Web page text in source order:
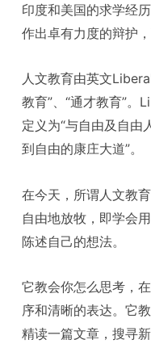
印度和美国的求学经
作出卓有力度的辩护
人文教育由英文
教育”、“通才教育”。
定义为“与自由及自由
到自由的康庄大道”。
在今天，所谓人文教
自由地放牧，即学会
陈述自己的想法。
它教会你怎么思考，
序和清晰的表达。它
精读一篇文章，搜寻